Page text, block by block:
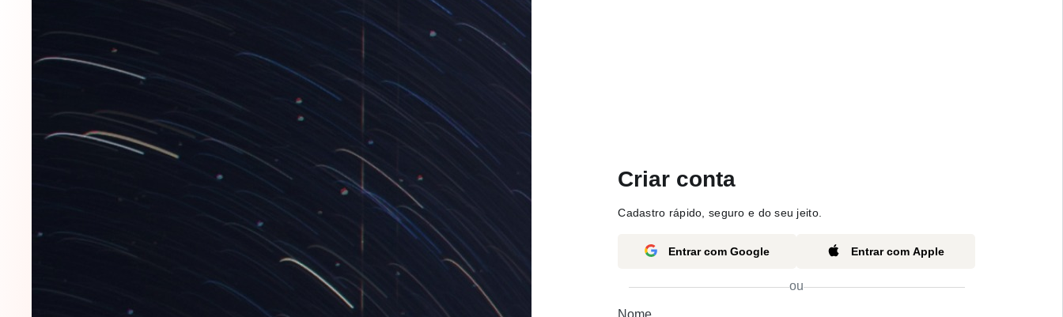
Criar conta
Cadastro rápido, seguro e do seu jeito.
Entrar com Google Entrar com Apple
ou
Nome